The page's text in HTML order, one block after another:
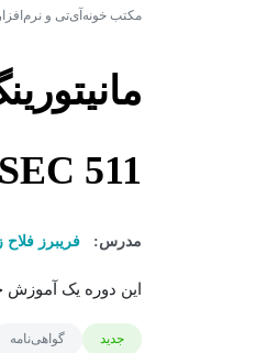
مکتب خونه آی‌تی و نرم‌افزار
SEC 511
مدرس: فریبرز فلاح
این دوره یک
جدید گواهی‌نامه